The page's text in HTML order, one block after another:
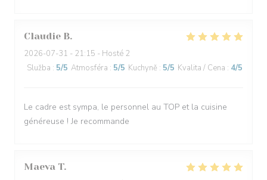
Claudie B
2026-07-31 - 21:15 - Hosté 2
Služba : 5/5 Atmosféra : 5/5 Kuchyně : 5/5 Kvalita / Cena : 4/5
Le cadre est sympa, le personnel au TOP et la cuisine
généreuse ! Je recommande
Maeva T